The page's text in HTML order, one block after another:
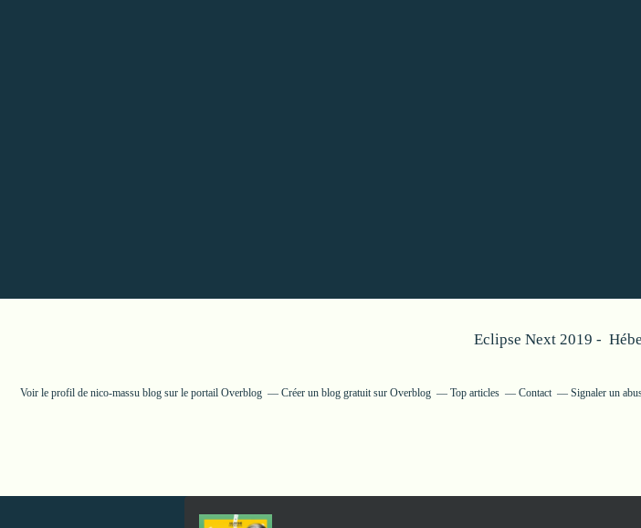
Eclipse Next 2019 -
Voir le profil de nico-massu blogsur le portail Overblog Créer un blog gratuit sur Overblog Top articles Contact Signaler un